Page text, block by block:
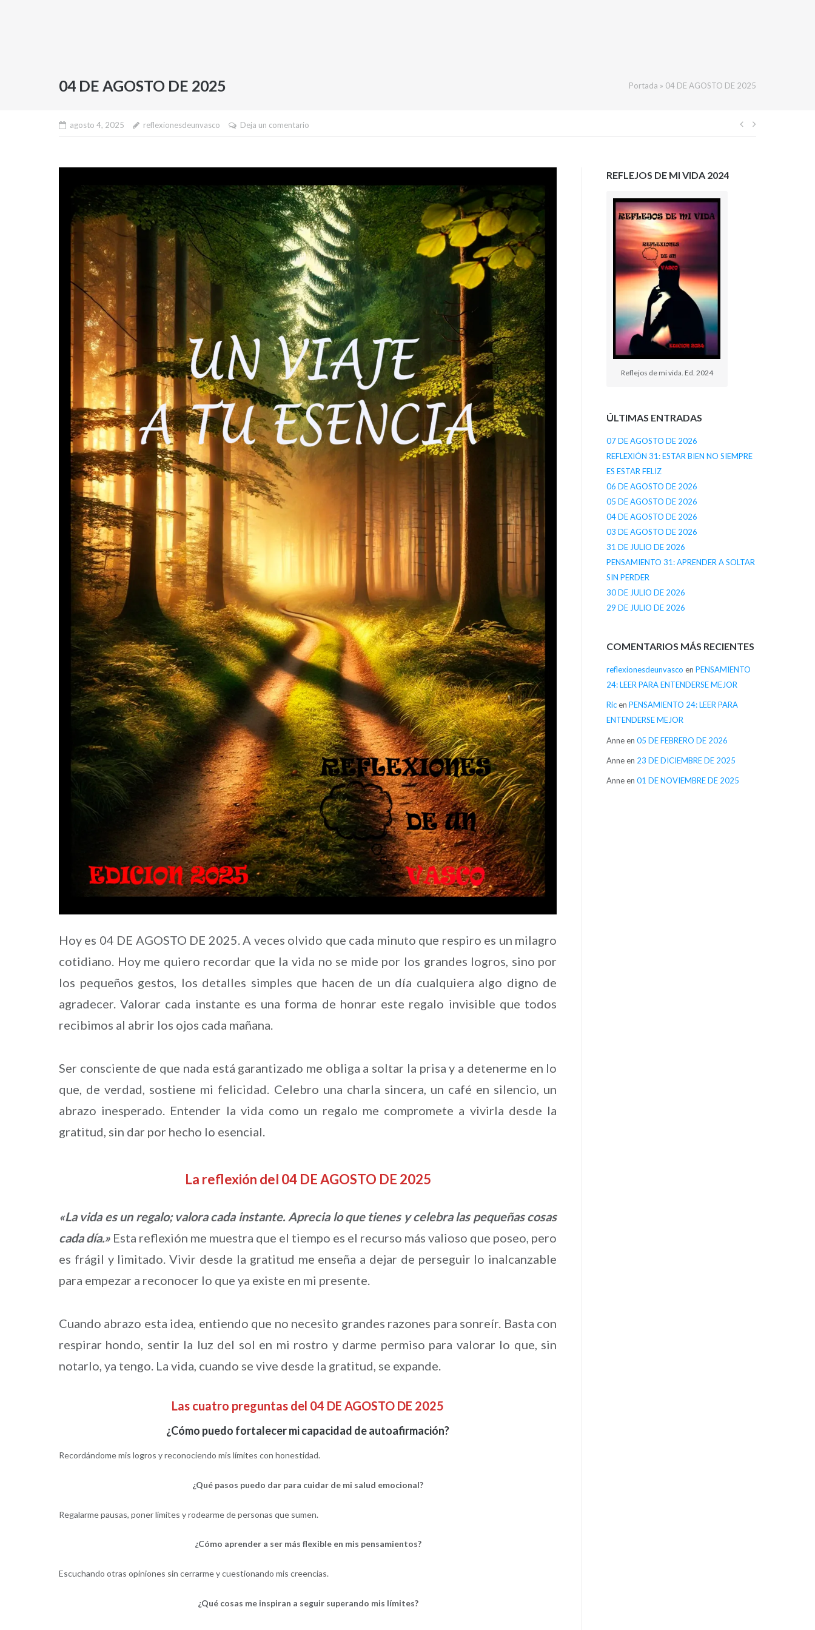
04 DE AGOSTO DE 2025 Portada » 04 DE AGOSTO DE 2025
agosto 4, 2025 reflexionesdeunvasco Deja un comentario
Navegación
Hoy es 04 DE AGOSTO DE 2025. A veces olvido que cada minuto que respiro es un milagro
cotidiano. Hoy me quiero recordar que la vida no se mide por los grandes logros, sino por
los pequeños gestos, los detalles simples que hacen de un día cualquiera algo digno de
agradecer. Valorar cada instante es una forma de honrar este regalo invisible que todos
recibimos al abrir los ojos cada mañana.
Ser consciente de que nada está garantizado me obliga a soltar la prisa y a detenerme en lo
que, de verdad, sostiene mi felicidad. Celebro una charla sincera, un café en silencio, un
abrazo inesperado. Entender la vida como un regalo me compromete a vivirla desde la
gratitud, sin dar por hecho lo esencial.
La reflexión del 04 DE AGOSTO DE 2025
«La vida es un regalo; valora cada instante. Aprecia lo que tienes y celebra las pequeñas cosas
cada día.» Esta reflexión me muestra que el tiempo es el recurso más valioso que poseo, pero
es frágil y limitado. Vivir desde la gratitud me enseña a dejar de perseguir lo inalcanzable
para empezar a reconocer lo que ya existe en mi presente.
Cuando abrazo esta idea, entiendo que no necesito grandes razones para sonreír. Basta con
respirar hondo, sentir la luz del sol en mi rostro y darme permiso para valorar lo que, sin
notarlo, ya tengo. La vida, cuando se vive desde la gratitud, se expande.
Las cuatro preguntas del 04 DE AGOSTO DE 2025
¿Cómo puedo fortalecer mi capacidad de autoafirmación?
Recordándome mis logros y reconociendo mis límites con honestidad.
¿Qué pasos puedo dar para cuidar de mi salud emocional?
Regalarme pausas, poner límites y rodearme de personas que sumen.
¿Cómo aprender a ser más flexible en mis pensamientos?
Escuchando otras opiniones sin cerrarme y cuestionando mis creencias.
¿Qué cosas me inspiran a seguir superando mis límites?
REFLEJOS DE MI VIDA 2024
Reflejos de mi vida. Ed. 2024
ÚLTIMAS ENTRADAS
07 DE AGOSTO DE 2026
REFLEXIÓN 31: ESTAR BIEN NO SIEMPRE
ES ESTAR FELIZ
06 DE AGOSTO DE 2026
05 DE AGOSTO DE 2026
04 DE AGOSTO DE 2026
03 DE AGOSTO DE 2026
31 DE JULIO DE 2026
PENSAMIENTO 31: APRENDER A SOLTAR
SIN PERDER
30 DE JULIO DE 2026
29 DE JULIO DE 2026
COMENTARIOS MÁS RECIENTES
reflexionesdeunvasco en PENSAMIENTO
24: LEER PARA ENTENDERSE MEJOR
Ricen PENSAMIENTO 24: LEER PARA
ENTENDERSE MEJOR
Anneen 05 DE FEBRERO DE 2026
Anneen 23 DE DICIEMBRE DE 2025
Anneen 01 DE NOVIEMBRE DE 2025